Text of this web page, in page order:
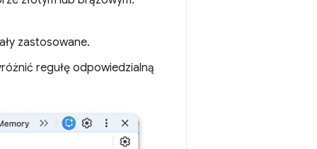
zastosowane.
regułę odpowiedzialną